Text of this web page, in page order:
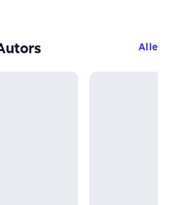
Alle